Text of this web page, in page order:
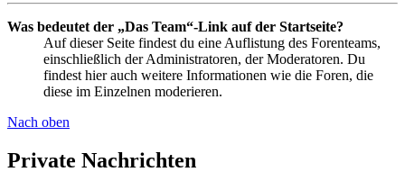
Was bedeutet der „Das Team“-Link auf der Startseite?
Auf dieser Seite findest du eine Auflistung des Forenteams,
einschließlich der Administratoren, der Moderatoren. Du
findest hier auch weitere Informationen wie die Foren, die
diese im Einzelnen moderieren.
Nach oben
Private Nachrichten